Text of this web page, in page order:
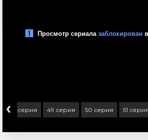
‹48 серия 49 серия 50 серия 51 серия